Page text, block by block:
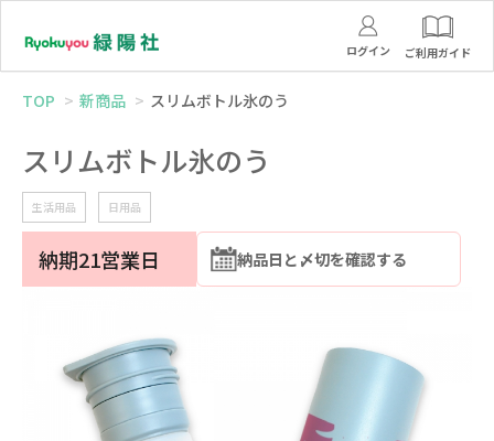
ログイン ご利用ガイド
TOP 新商品 スリムボトル氷のう
スリムボトル氷のう
生活用品 日用品
納期21営業日 納品日と〆切を確認する